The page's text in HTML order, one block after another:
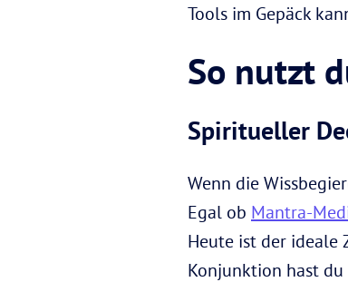
Tools im Gepäck
So nutzt
Spiritueller
Wenn die
Egal ob Mantra-
Heute ist der ideale
Konjunktion hast